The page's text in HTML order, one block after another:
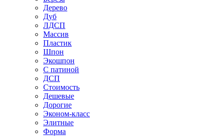
Дерево
Дуб
ЛДСП
Массив
Пластик
Шпон
Экошпон
С патиной
ДСП
Стоимость
Дешевые
Дорогие
Эконом-класс
Элитные
Форма